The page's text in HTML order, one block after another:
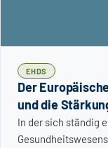
EHDS
Der
und die
In der sich ständig